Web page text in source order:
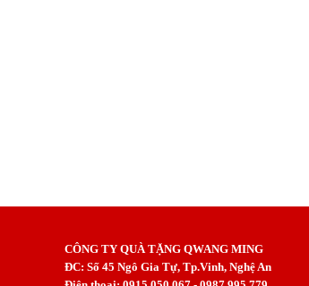
CÔNG TY QUÀ TẶNG QWANG MING
ĐC: Số 45 Ngô Gia Tự, Tp.Vinh, Nghệ An